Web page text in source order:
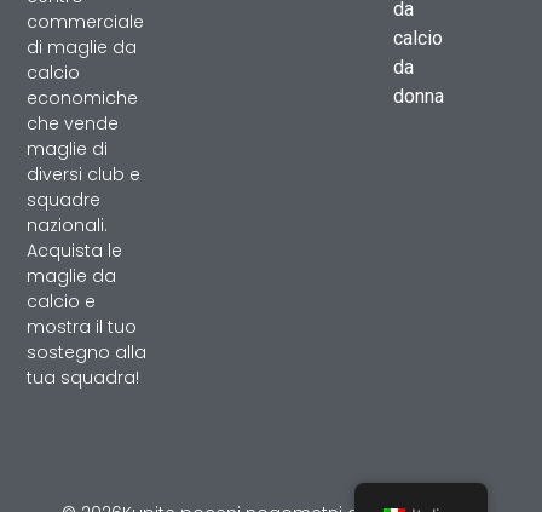
commerciale
di maglie da
calcio
economiche
che vende
maglie di
diversi club e
squadre
nazionali.
Acquista le
maglie da
calcio e
mostra il tuo
sostegno alla
tua squadra!
da
calcio
da
donna